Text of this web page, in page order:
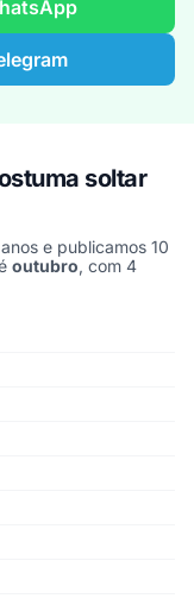
soltar
e publicamos 10
outubro, com 4
mês, somando os